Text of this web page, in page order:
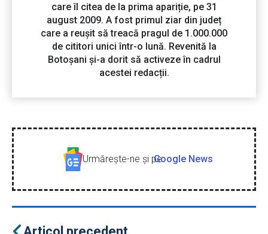
care îl citea de la prima apariție, pe 31
august 2009. A fost primul ziar din județ
care a reușit să treacă pragul de 1.000.000
de cititori unici într-o lună. Revenită la
Botoșani și-a dorit să activeze în cadrul
acestei redacții.
Urmăreşte-ne şi peGoogle News